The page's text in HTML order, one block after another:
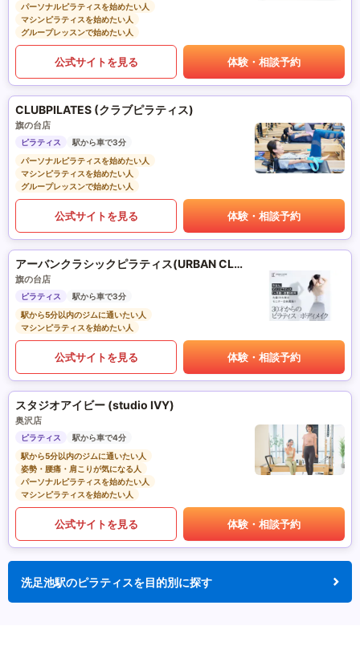
パーソナルピラティスを始めたい人
マシンピラティスを始めたい人
グループレッスンで始めたい人
公式サイトを見る 体験・相談予約
CLUBPILATES (クラブピラティス)
旗の台店
ピラティス
駅から車で3分
パーソナルピラティスを始めたい人
マシンピラティスを始めたい人
グループレッスンで始めたい人
公式サイトを見る 体験・相談予約
アーバンクラシックピラティス(URBAN CLASSIC PILATES)
旗の台店
ピラティス
駅から車で3分
駅から5分以内のジムに通いたい人
マシンピラティスを始めたい人
公式サイトを見る 体験・相談予約
スタジオアイビー (studio IVY)
奥沢店
ピラティス
駅から車で4分
駅から5分以内のジムに通いたい人
姿勢・腰痛・肩こりが気になる人
パーソナルピラティスを始めたい人
マシンピラティスを始めたい人
公式サイトを見る 体験・相談予約
洗足池駅のピラティスを目的別に探す